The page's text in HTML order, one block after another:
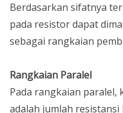
Berdasarkan sifatnya
pada resistor dapat
sebagai rangkaian
Rangkaian Paralel
Pada rangkaian paralel,
adalah jumlah